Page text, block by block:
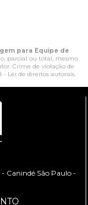
para Equipe de
parcial ou total, mesmo
Crime de violação de
- Lei de direitos autorais.
Canindé São Paulo -